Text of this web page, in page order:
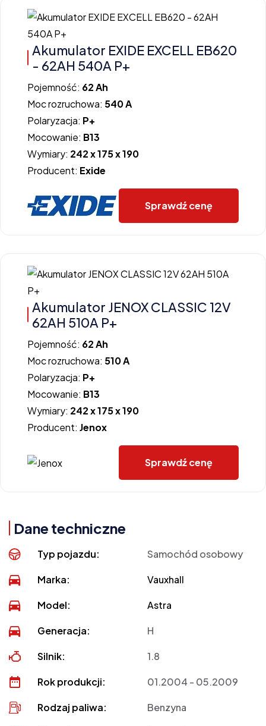
Akumulator EXIDE EXCELL EB620
- 62AH 540A P+
Pojemność: 62 Ah
Moc rozruchowa: 540 A
Polaryzacja: P+
Mocowanie: B13
Wymiary: 242 x 175 x 190
Producent: Exide
Sprawdź cenę
Akumulator JENOX CLASSIC 12V
62AH 510A P+
Pojemność: 62 Ah
Moc rozruchowa: 510 A
Polaryzacja: P+
Mocowanie: B13
Wymiary: 242 x 175 x 190
Producent: Jenox
Sprawdź cenę
Dane techniczne
Typ pojazdu: Samochód osobowy
Marka: Vauxhall
Model: Astra
Generacja: H
Silnik: 1.8
Rok produkcji: 01.2004 - 05.2009
Rodzaj paliwa: Benzyna